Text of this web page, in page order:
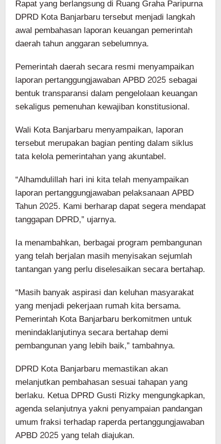
Rapat yang berlangsung di Ruang Graha Paripurna
DPRD Kota Banjarbaru tersebut menjadi langkah
awal pembahasan laporan keuangan pemerintah
daerah tahun anggaran sebelumnya.
Pemerintah daerah secara resmi menyampaikan
laporan pertanggungjawaban APBD 2025 sebagai
bentuk transparansi dalam pengelolaan keuangan
sekaligus pemenuhan kewajiban konstitusional.
Wali Kota Banjarbaru menyampaikan, laporan
tersebut merupakan bagian penting dalam siklus
tata kelola pemerintahan yang akuntabel.
“Alhamdulillah hari ini kita telah menyampaikan
laporan pertanggungjawaban pelaksanaan APBD
Tahun 2025. Kami berharap dapat segera mendapat
tanggapan DPRD,” ujarnya.
Ia menambahkan, berbagai program pembangunan
yang telah berjalan masih menyisakan sejumlah
tantangan yang perlu diselesaikan secara bertahap.
“Masih banyak aspirasi dan keluhan masyarakat
yang menjadi pekerjaan rumah kita bersama.
Pemerintah Kota Banjarbaru berkomitmen untuk
menindaklanjutinya secara bertahap demi
pembangunan yang lebih baik,” tambahnya.
DPRD Kota Banjarbaru memastikan akan
melanjutkan pembahasan sesuai tahapan yang
berlaku. Ketua DPRD Gusti Rizky mengungkapkan,
agenda selanjutnya yakni penyampaian pandangan
umum fraksi terhadap raperda pertanggungjawaban
APBD 2025 yang telah diajukan.